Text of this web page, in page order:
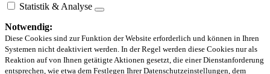
Statistik & Analyse
Notwendig:
Diese Cookies sind zur Funktion der Website erforderlich und können in Ihren
Systemen nicht deaktiviert werden. In der Regel werden diese Cookies nur als
Reaktion auf von Ihnen getätigte Aktionen gesetzt, die einer Dienstanforderung
entsprechen, wie etwa dem Festlegen Ihrer Datenschutzeinstellungen, dem